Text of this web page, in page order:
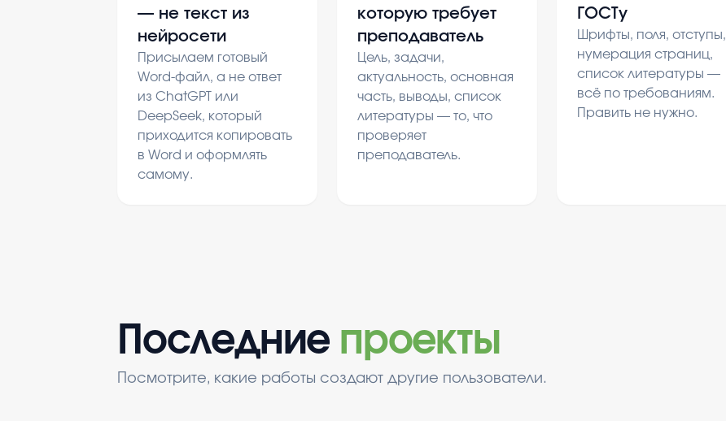
— не текст из
нейросети
Присылаем готовый
Word-файл, а не ответ
из ChatGPT или
DeepSeek, который
приходится копировать
в Word и оформлять
самому.
которую требует
преподаватель
Цель, задачи,
актуальность, основная
часть, выводы, список
литературы — то, что
проверяет
преподаватель.
ГОСТу
Шрифты, поля, отступы,
нумерация страниц,
список литературы —
всё по требованиям.
Править не нужно.
Последние проекты
Посмотрите, какие работы создают другие пользователи.